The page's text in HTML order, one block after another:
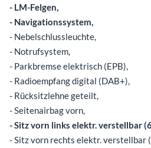
- LM-Felgen,
- Navigationssystem,
- Nebelschlussleuchte,
- Notrufsystem,
- Parkbremse elektrisch (EPB),
- Radioempfang digital (DAB+),
- Rücksitzlehne geteilt,
- Seitenairbag vorn,
- Sitz vorn links elektr. verstellbar
- Sitz vorn rechts elektr. verstellbar